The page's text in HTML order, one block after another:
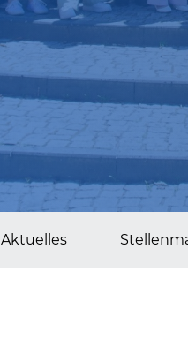
Aktuelles